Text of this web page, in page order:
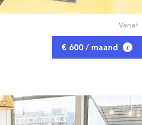
Vanaf
€ 600 / maand